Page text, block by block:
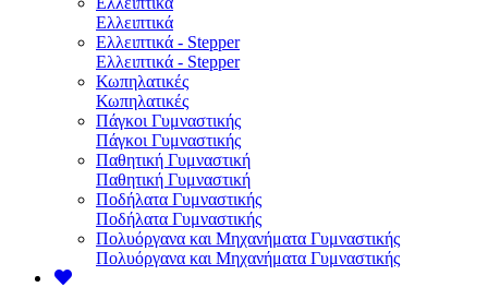
Ελλειπτικά
Ελλειπτικά - Stepper
Ελλειπτικά - Stepper
Κωπηλατικές
Κωπηλατικές
Πάγκοι Γυμναστικής
Πάγκοι Γυμναστικής
Παθητική Γυμναστική
Παθητική Γυμναστική
Ποδήλατα Γυμναστικής
Ποδήλατα Γυμναστικής
Πολυόργανα και Μηχανήματα Γυμναστικής
Πολυόργανα και Μηχανήματα Γυμναστικής